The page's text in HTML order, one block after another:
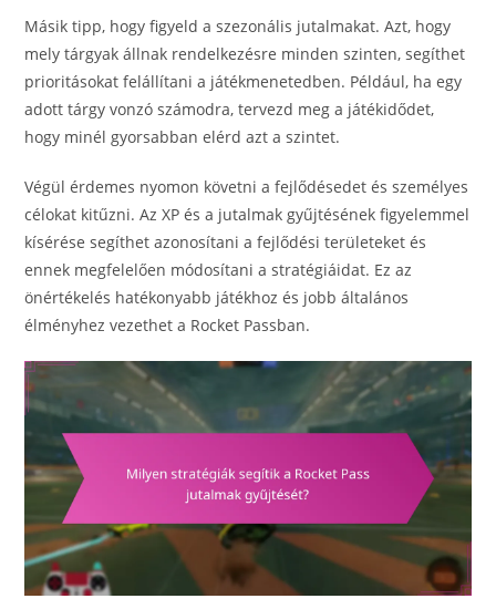
Másik tipp, hogy figyeld a szezonális jutalmakat. Azt, hogy
mely tárgyak állnak rendelkezésre minden szinten, segíthet
prioritásokat felállítani a játékmenetedben. Például, ha egy
adott tárgy vonzó számodra, tervezd meg a játékidődet,
hogy minél gyorsabban elérd azt a szintet.
Végül érdemes nyomon követni a fejlődésedet és személyes
célokat kitűzni. Az XP és a jutalmak gyűjtésének figyelemmel
kísérése segíthet azonosítani a fejlődési területeket és
ennek megfelelően módosítani a stratégiáidat. Ez az
önértékelés hatékonyabb játékhoz és jobb általános
élményhez vezethet a Rocket Passban.